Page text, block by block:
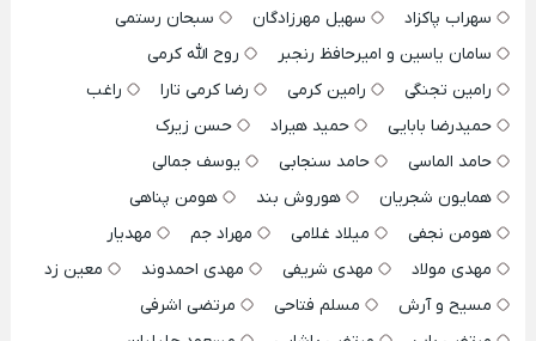
سهراب پاکزاد
سهیل مهرزادگان
سبحان رستمی
سامان یاسین و امیرحافظ رنجبر
روح الله کرمی
رامین تجنگی
رامین کرمی رضا کرمی تارا
راغب
حمیدرضا بابایی
حمید هیراد
حسن زیرک
حامد الماسی
حامد سنجابی
یوسف جمالی
همایون شجریان
هوروش بند
هومن پناهی
هومن نجفی
میلاد غلامی مهراد جم
مهدیار
مهدی مولاد
مهدی شریفی مهدی احمدوند
معین زد
مسیح و آرش
مسلم فتاحی
مرتضی اشرفی